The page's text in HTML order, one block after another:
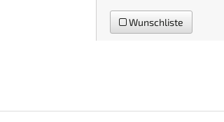
Wunschliste